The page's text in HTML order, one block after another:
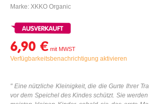
Marke: XKKO Organic
6,90 €
Verfügbarkeitsbenachrichtigung aktivieren
" Eine nützliche Kleinigkeit, die die Gurte Ihrer
vor dem Speichel des Kindes schützt. Sie